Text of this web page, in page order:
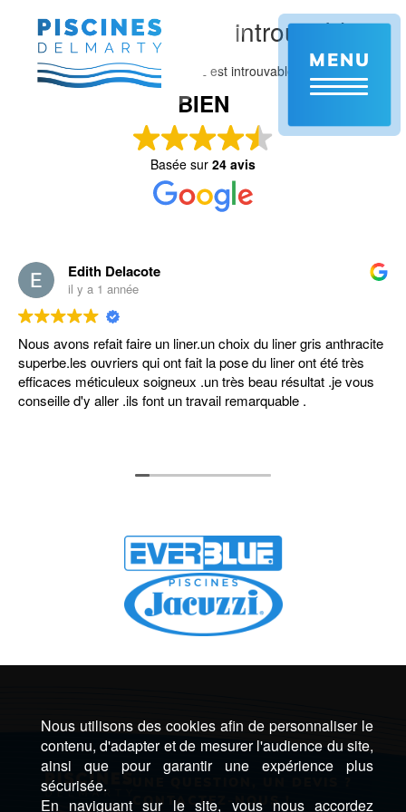
contenu
principal
MENU
Aie ! Cette page est introuvable.
Il semble que ce que vous cherchez est introuvable.
BIEN
Basée sur 24 avis
Edith Delacote
il y a 1 année
Nous avons refait faire un liner.un choix du liner gris anthracite
superbe.les ouvriers qui ont fait la pose du liner ont été très
efficaces méticuleux soigneux .un très beau résultat .je vous
conseille d'y aller .ils font un travail remarquable .
CONTACTEZ-NOUS !
Nous utilisons des cookies afin de personnaliser le
contenu, d'adapter et de mesurer l'audience du site,
ainsi que pour garantir une expérience plus
sécurisée.
En naviguant sur le site, vous nous accordez